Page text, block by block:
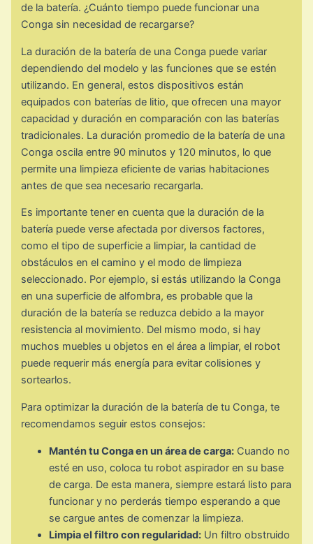
de la batería. ¿Cuánto tiempo puede funcionar una
Conga sin necesidad de recargarse?
La duración de la batería de una Conga puede variar
dependiendo del modelo y las funciones que se estén
utilizando. En general, estos dispositivos están
equipados con baterías de litio, que ofrecen una mayor
capacidad y duración en comparación con las baterías
tradicionales. La duración promedio de la batería de una
Conga oscila entre 90 minutos y 120 minutos, lo que
permite una limpieza eficiente de varias habitaciones
antes de que sea necesario recargarla.
Es importante tener en cuenta que la duración de la
batería puede verse afectada por diversos factores,
como el tipo de superficie a limpiar, la cantidad de
obstáculos en el camino y el modo de limpieza
seleccionado. Por ejemplo, si estás utilizando la Conga
en una superficie de alfombra, es probable que la
duración de la batería se reduzca debido a la mayor
resistencia al movimiento. Del mismo modo, si hay
muchos muebles u objetos en el área a limpiar, el robot
puede requerir más energía para evitar colisiones y
sortearlos.
Para optimizar la duración de la batería de tu Conga, te
recomendamos seguir estos consejos:
Mantén tu Conga en un área de carga: Cuando no
esté en uso, coloca tu robot aspirador en su base
de carga. De esta manera, siempre estará listo para
funcionar y no perderás tiempo esperando a que
se cargue antes de comenzar la limpieza.
Limpia el filtro con regularidad: Un filtro obstruido